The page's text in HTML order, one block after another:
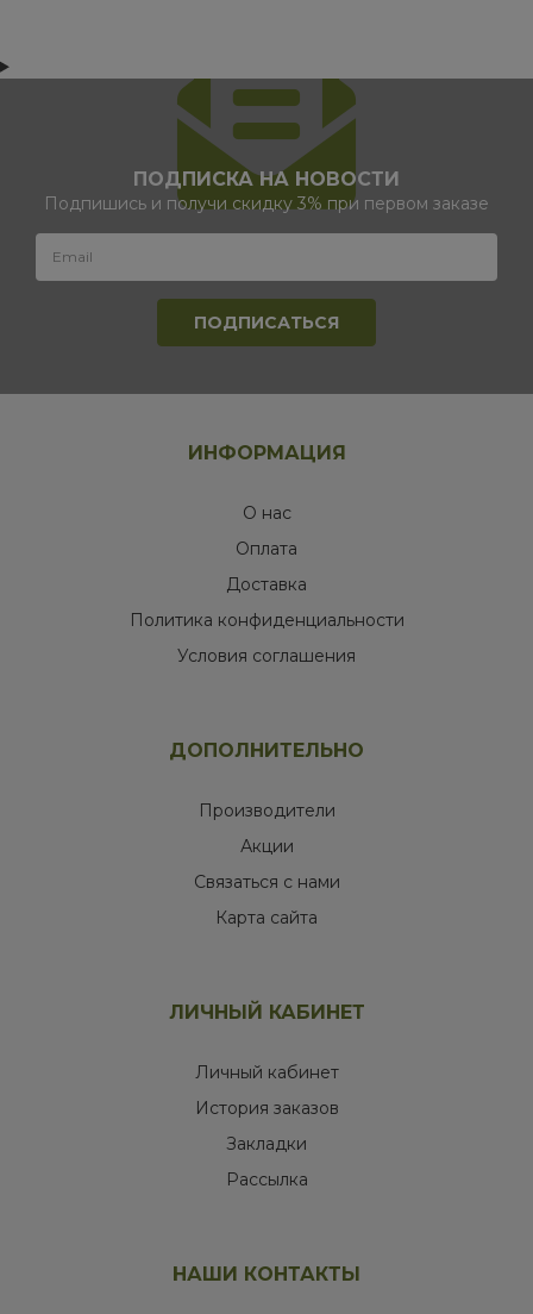
ПОДПИСКА НА НОВОСТИ
Подпишись и получи скидку 3% при первом заказе
ИНФОРМАЦИЯ
О нас
Оплата
Доставка
Политика конфиденциальности
Условия соглашения
ДОПОЛНИТЕЛЬНО
Производители
Акции
Связаться с нами
Карта сайта
ЛИЧНЫЙ КАБИНЕТ
Личный кабинет
История заказов
Закладки
Рассылка
НАШИ КОНТАКТЫ